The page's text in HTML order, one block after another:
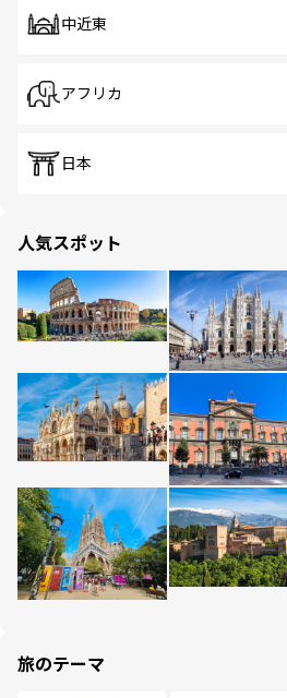
中近東
アフリカ
日本
人気スポット
旅のテーマ